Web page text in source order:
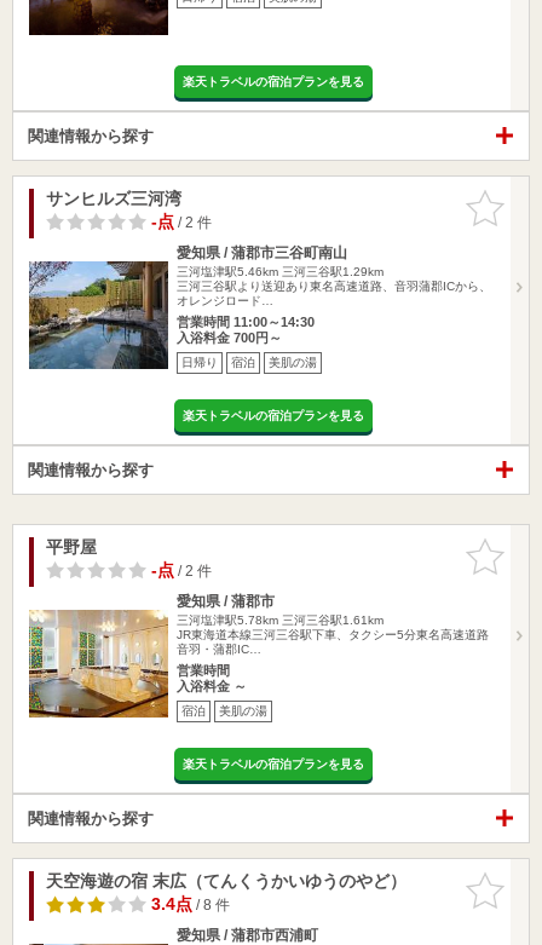
楽天トラベルの宿泊プランを見る
関連情報から探す
お気に入
りに追加
サンヒルズ三河湾
-点/ 2 件
愛知県 / 蒲郡市三谷町南山
三河塩津駅5.46km 三河三谷駅1.29km
三河三谷駅より送迎あり東名高速道路、音羽蒲郡ICから、
オレンジロード…
営業時間 11:00～14:30
入浴料金 700円～
日帰り 宿泊 美肌の湯
楽天トラベルの宿泊プランを見る
関連情報から探す
お気に入
りに追加
平野屋
-点/ 2 件
愛知県 / 蒲郡市
三河塩津駅5.78km 三河三谷駅1.61km
JR東海道本線三河三谷駅下車、タクシー5分東名高速道路
音羽・蒲郡IC…
営業時間
入浴料金 ～
宿泊 美肌の湯
楽天トラベルの宿泊プランを見る
関連情報から探す
お気に入
りに追加
天空海遊の宿 末広（てんくうかいゆうのやど）
3.4点/ 8 件
愛知県 / 蒲郡市西浦町